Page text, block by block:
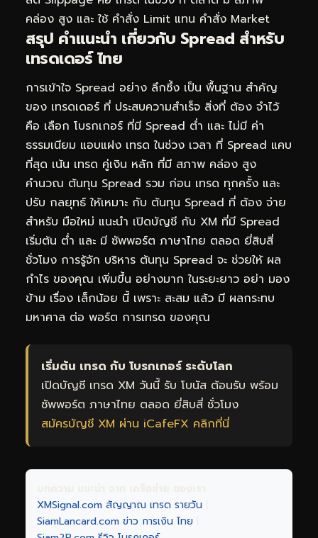
คล่อง สูง และ ใช้ คำสั่ง Limit แทน คำสั่ง Market
สรุป คำแนะนำ เกี่ยวกับ Spread สำหรับ
เทรดเดอร์ ไทย
การเข้าใจ Spread อย่าง ลึกซึ้ง เป็น พื้นฐาน สำคัญ
ของ เทรดเดอร์ ที่ ประสบความสำเร็จ สิ่งที่ ต้อง จำไว้
คือ เลือก โบรกเกอร์ ที่มี Spread ต่ำ และ ไม่มี ค่า
ธรรมเนียม แอบแฝง เทรด ในช่วง เวลา ที่ Spread แคบ
ที่สุด เน้น เทรด คู่เงิน หลัก ที่มี สภาพ คล่อง สูง
คำนวณ ต้นทุน Spread รวม ก่อน เทรด ทุกครั้ง และ
ปรับ กลยุทธ์ ให้เหมาะ กับ ต้นทุน Spread ที่ ต้อง จ่าย
สำหรับ มือใหม่ แนะนำ เปิดบัญชี กับ XM ที่มี Spread
เริ่มต้น ต่ำ และ มี ซัพพอร์ต ภาษาไทย ตลอด ยี่สิบสี่
ชั่วโมง การรู้จัก บริหาร ต้นทุน Spread จะ ช่วยให้ ผล
กำไร ของคุณ เพิ่มขึ้น อย่างมาก ในระยะยาว อย่า มอง
ข้าม เรื่อง เล็กน้อย นี้ เพราะ สะสม แล้ว มี ผลกระทบ
มหาศาล ต่อ พอร์ต การเทรด ของคุณ
เริ่มต้น เทรด กับ โบรกเกอร์ ระดับโลก
เปิดบัญชี เทรด XM วันนี้ รับ โบนัส ต้อนรับ พร้อม
ซัพพอร์ต ภาษาไทย ตลอด ยี่สิบสี่ ชั่วโมง
สมัครบัญชี XM ผ่าน iCafeFX คลิกที่นี่
XMSignal.com สัญญาณ เทรด รายวัน
SiamLancard.com ข่าว การเงิน ไทย